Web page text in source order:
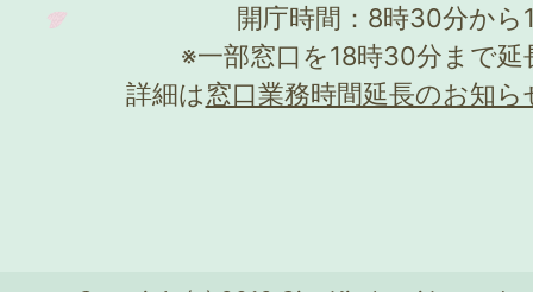
開庁時間：8時30分か
※一部窓口を18時30分まで
詳細は窓口業務時間延長のお知ら